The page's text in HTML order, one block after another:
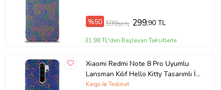
Ürün Kodu:kcm6421332
%50 599,90 TL 299,90 TL
31,98 TL'den Başlayan Taksitlerle
Xiaomi Redmi Note 8 Pro Uyumlu
Lansman Kılıf Hello Kitty Tasarımlı İçi
Kadife Kapak-Lacivert (Şeffaf)
Kargo ile Teslimat